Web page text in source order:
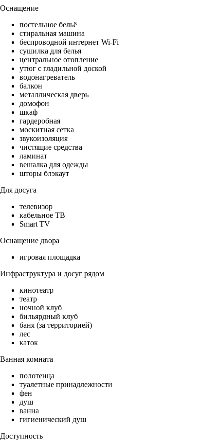
Оснащение
постельное бельё
стиральная машина
беспроводной интернет Wi-Fi
сушилка для белья
центральное отопление
утюг с гладильной доской
водонагреватель
балкон
металлическая дверь
домофон
шкаф
гардеробная
москитная сетка
звукоизоляция
чистящие средства
ламинат
вешалка для одежды
шторы блэкаут
Для досуга
телевизор
кабельное ТВ
Smart TV
Оснащение двора
игровая площадка
Инфраструктура и досуг рядом
кинотеатр
театр
ночной клуб
бильярдный клуб
баня (за территорией)
лес
каток
Ванная комната
полотенца
туалетные принадлежности
фен
душ
ванна
гигиенический душ
Доступность